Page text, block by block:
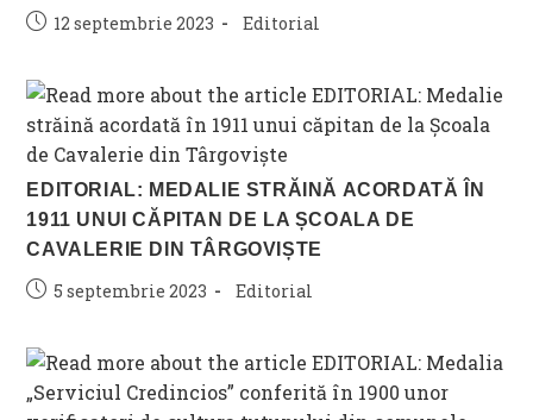
Post12 septembrie 2023
Post
Editorial
EDITORIAL: MEDALIE STRĂINĂ ACORDATĂ ÎN
1911 UNUI CĂPITAN DE LA ȘCOALA DE
CAVALERIE DIN TÂRGOVIȘTE
Post5 septembrie 2023
Post
Editorial